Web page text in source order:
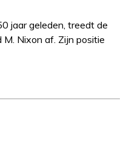
jaar geleden, treedt de
Nixon af. Zijn positie